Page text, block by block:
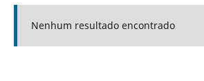
Nenhum resultado encontrado